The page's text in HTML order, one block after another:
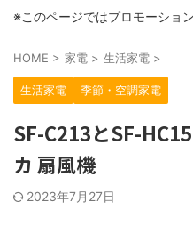
※このページではプロモーショ
HOME > 家電 > 生活家電 >
生活家電 季節・空調家電
SF-C213とSF-
カ 扇風機
2023年7月27日